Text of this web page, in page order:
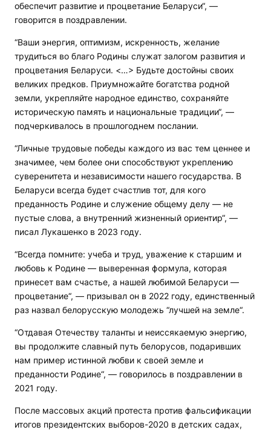
обеспечит развитие и процветание Беларуси“, —
говорится в поздравлении.
“Ваши энергия, оптимизм, искренность, желание
трудиться во благо Родины служат залогом развития и
процветания Беларуси. <…> Будьте достойны своих
великих предков. Приумножайте богатства родной
земли, укрепляйте народное единство, сохраняйте
историческую память и национальные традиции“, —
подчеркивалось в прошлогоднем послании.
“Личные трудовые победы каждого из вас тем ценнее и
значимее, чем более они способствуют укреплению
суверенитета и независимости нашего государства. В
Беларуси всегда будет счастлив тот, для кого
преданность Родине и служение общему делу — не
пустые слова, а внутренний жизненный ориентир“, —
писал Лукашенко в 2023 году.
“Всегда помните: учеба и труд, уважение к старшим и
любовь к Родине — выверенная формула, которая
принесет вам счастье, а нашей любимой Беларуси —
процветание“, — призывал он в 2022 году, единственный
раз назвал белорусскую молодежь “лучшей на земле“.
“Отдавая Отечеству таланты и неиссякаемую энергию,
вы продолжите славный путь белорусов, подаривших
нам пример истинной любви к своей земле и
преданности Родине“, — говорилось в поздравлении в
2021 году.
После массовых акций протеста против фальсификации
итогов президентских выборов-2020 в детских садах,